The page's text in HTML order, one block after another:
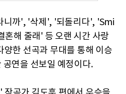
니까', '삭제', '되돌리다', 'Smi
해 줄래' 등 오랜 시간 사랑
양한 선곡과 무대를 통해 이승
연을 선보일 예정이다.